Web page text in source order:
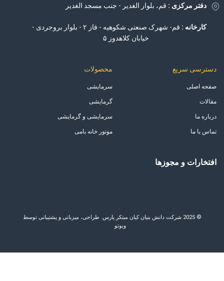
دفتر مرکزی : قم، بلوار الغدیر - جنب مسجد الغدیر
کارخانه :
قم- شهرک صنعتی شکوهیه - فاز ۲ - بلوار بروجردی -
خیابان کلاهدوز ۵
دسترسی سریع
صفحه اصلی
مقالات
درباره ما
تماس با ما
محصولات
سرمایشی
گرمایشی
سرمایشی و گرمایشی
موتور خانه بامی
افتخارات و مجوزها
© 2025 شرکت دانش بنیان کیان مبتکر پارس. طراحی، میزبانی و پشتیبانی توسط
وبوتو